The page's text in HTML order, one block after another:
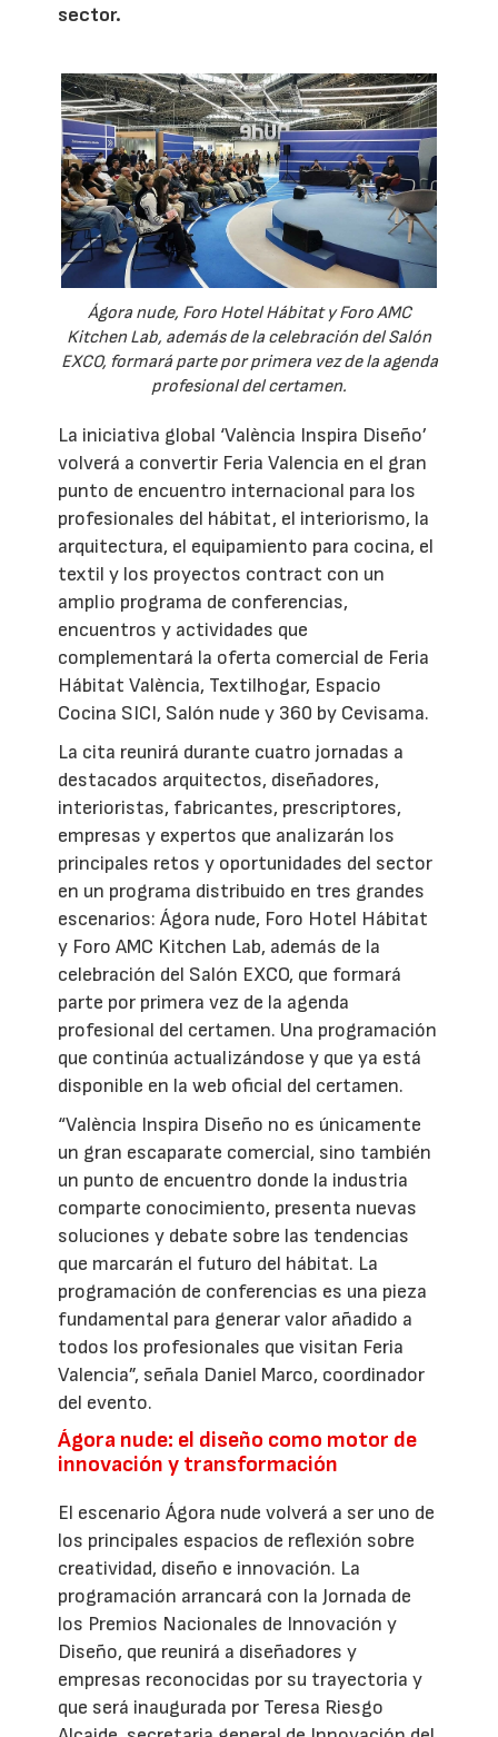
sector.
Ágora nude, Foro Hotel Hábitat y Foro AMC
Kitchen Lab, además de la celebración del Salón
EXCO, formará parte por primera vez de la agenda
profesional del certamen.
La iniciativa global ‘València Inspira Diseño’
volverá a convertir Feria Valencia en el gran
punto de encuentro internacional para los
profesionales del hábitat, el interiorismo, la
arquitectura, el equipamiento para cocina, el
textil y los proyectos contract con un
amplio programa de conferencias,
encuentros y actividades que
complementará la oferta comercial de Feria
Hábitat València, Textilhogar, Espacio
Cocina SICI, Salón nude y 360 by Cevisama.
La cita reunirá durante cuatro jornadas a
destacados arquitectos, diseñadores,
interioristas, fabricantes, prescriptores,
empresas y expertos que analizarán los
principales retos y oportunidades del sector
en un programa distribuido en tres grandes
escenarios: Ágora nude, Foro Hotel Hábitat
y Foro AMC Kitchen Lab, además de la
celebración del Salón EXCO, que formará
parte por primera vez de la agenda
profesional del certamen. Una programación
que continúa actualizándose y que ya está
disponible en la web oficial del certamen.
“València Inspira Diseño no es únicamente
un gran escaparate comercial, sino también
un punto de encuentro donde la industria
comparte conocimiento, presenta nuevas
soluciones y debate sobre las tendencias
que marcarán el futuro del hábitat. La
programación de conferencias es una pieza
fundamental para generar valor añadido a
todos los profesionales que visitan Feria
Valencia”, señala Daniel Marco, coordinador
del evento.
Ágora nude: el diseño como motor de
innovación y transformación
El escenario Ágora nude volverá a ser uno de
los principales espacios de reflexión sobre
creatividad, diseño e innovación. La
programación arrancará con la Jornada de
los Premios Nacionales de Innovación y
Diseño, que reunirá a diseñadores y
empresas reconocidas por su trayectoria y
que será inaugurada por Teresa Riesgo